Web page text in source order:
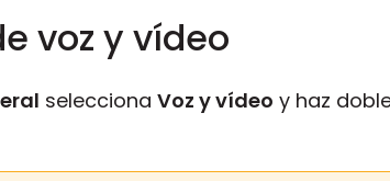
voz y vídeo
selecciona Voz y vídeo y haz